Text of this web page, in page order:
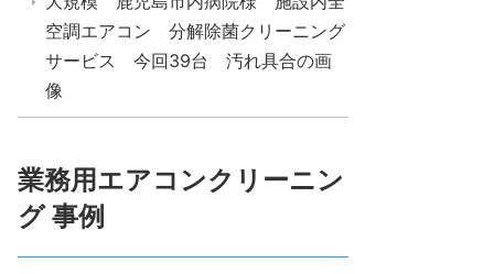
空調エアコン 分解除菌クリーニング
サービス 今回39台 汚れ具合の画
像
業務用エアコンクリーニン
グ 事例